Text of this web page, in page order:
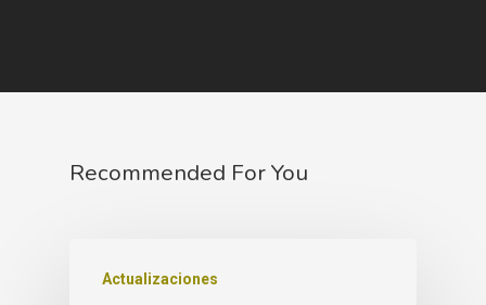
Recommended For You
Actualizaciones